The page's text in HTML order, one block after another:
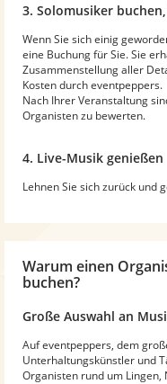
3. Solomusiker
Wenn Sie sich einig
eine Buchung für Sie. Sie
Zusammenstellung aller
Kosten durch eventpeppers.
Nach Ihrer Veranstaltung
Organisten zu bewerten.
4. Live-Musik genießen
Lehnen Sie sich zurück und
Warum einen
buchen?
Große Auswahl an
Auf eventpeppers, dem
Unterhaltungskünstler und
Organisten rund um Lingen,